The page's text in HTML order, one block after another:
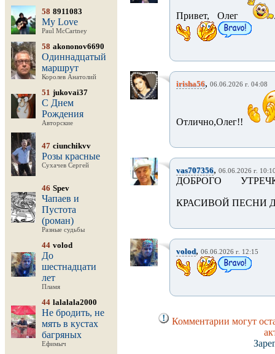
58 8911083
My Love
Paul McCartney
58 akononov6690
Одиннадцатый
маршрут
Королев Анатолий
51 jukovai37
С Днем
Рождения
Авторские
47 ciunchikvv
Розы красные
Сухачев Сергей
46 Spev
Чапаев и
Пустота
(роман)
Разные судьбы
44 volod
До
шестнадцати
лет
Пламя
44 lalalala2000
Не бродить, не
мять в кустах
багряных
Ефимыч
Привет, Олег
irisha56, 06.06.2026 г. 04:08
Отлично,Олег!!
vas707356, 06.06.2026 г.
ДОБРОГО
КРАСИВОЙ ПЕСНИ
volod, 06.06.2026 г. 12:15
Комментарии могут